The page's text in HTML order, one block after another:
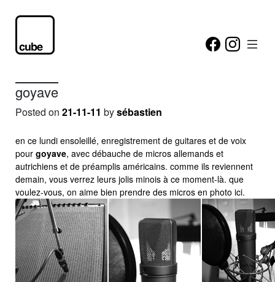
goyave
Posted on 21-11-11 bysébastien
en ce lundi ensoleillé, enregistrement de guitares et de voix
pour goyave, avec débauche de micros allemands et
autrichiens et de préamplis américains. comme ils reviennent
demain, vous verrez leurs jolis minois à ce moment-là. que
voulez-vous, on aime bien prendre des micros en photo ici.